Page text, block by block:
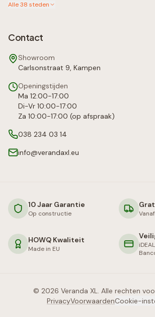
Alle38 steden
Contact
Showroom
Carlsonstraat 9, Kampen
Openingstijden
Ma 12:00-17:00
Di-Vr 10:00-17:00
Za 10:00-17:00 (op afspraak)
038 234 03 14
info@verandaxl.eu
10 Jaar Garantie
Op constructie
HOWQ Kwaliteit
Made in EU
© 2026 Veranda XL. Alle rechten
PrivacyVoorwaardenCookie-